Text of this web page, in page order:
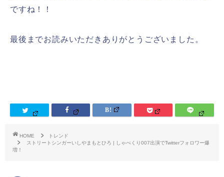
ですね！！
最後までお読みいただきありがとうございました。
HOME
トレンド
ストリートシンガーいしやまもとひろ | しゃべくり007出演でTwitterフォロワー爆
増！